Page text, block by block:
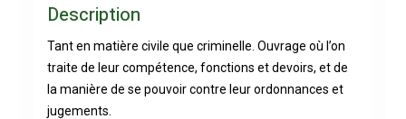
Description
Tant en matière civile que criminelle. Ouvrage où l’on
traite de leur compétence, fonctions et devoirs, et de
la manière de se pouvoir contre leur ordonnances et
jugements.